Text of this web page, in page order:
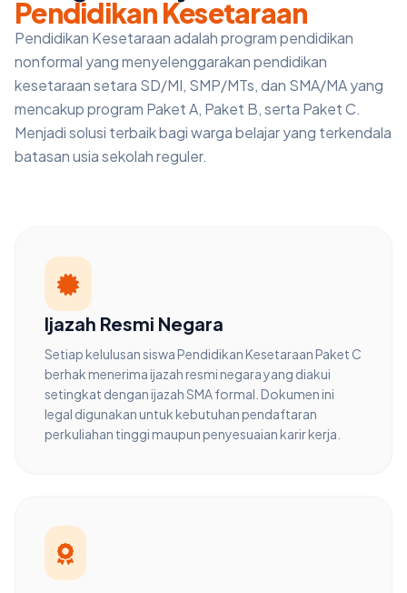
Pendidikan Kesetaraan
Pendidikan Kesetaraan adalah program pendidikan
nonformal yang menyelenggarakan pendidikan
kesetaraan setara SD/MI, SMP/MTs, dan SMA/MA yang
mencakup program Paket A, Paket B, serta Paket C.
Menjadi solusi terbaik bagi warga belajar yang terkendala
batasan usia sekolah reguler.
Ijazah Resmi Negara
Setiap kelulusan siswa Pendidikan Kesetaraan Paket C
berhak menerima ijazah resmi negara yang diakui
setingkat dengan ijazah SMA formal. Dokumen ini
legal digunakan untuk kebutuhan pendaftaran
perkuliahan tinggi maupun penyesuaian karir kerja.